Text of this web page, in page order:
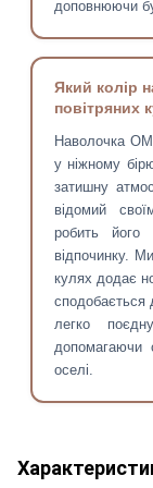
доповнюючи
Який колір
повітряних
Наволочка
у ніжному
затишну
відомий
робить
відпочинку.
кулях додає
сподобається
легко
допомагаючи
оселі.